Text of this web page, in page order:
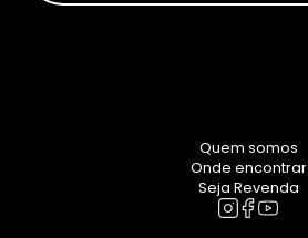
Quem somos
Onde encontrar
Seja Revenda